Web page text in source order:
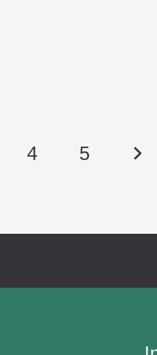
4 5